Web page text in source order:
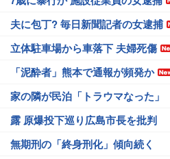
夫に包丁? 毎日新聞記者の女逮捕
立体駐車場から車落下 夫婦死傷
「泥酔者」熊本で通報が頻発か
家の隣が民泊「トラウマなった」
露 原爆投下巡り広島市長を批判
無期刑の「終身刑化」傾向続く